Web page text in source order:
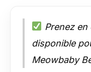
Prenez en
disponible
Meowbaby